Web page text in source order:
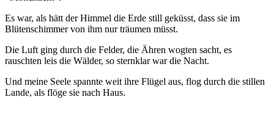
Es war, als hätt der Himmel die Erde still geküsst, dass sie im
Blütenschimmer von ihm nur träumen müsst.
Die Luft ging durch die Felder, die Ähren wogten sacht, es
rauschten leis die Wälder, so sternklar war die Nacht.
Und meine Seele spannte weit ihre Flügel aus, flog durch die stillen
Lande, als flöge sie nach Haus.